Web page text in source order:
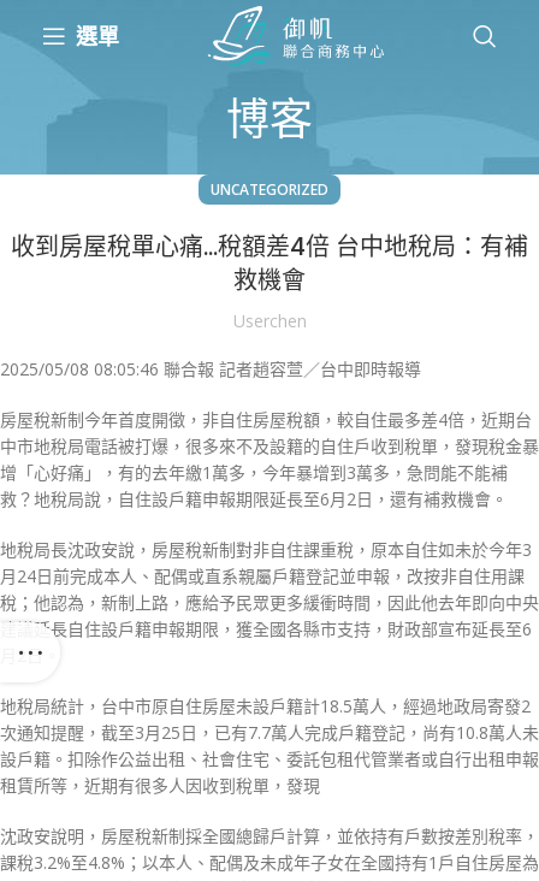
選單
博客
UNCATEGORIZED
收到房屋稅單心痛…稅額差4倍 台中地稅局：有補
救機會
Userchen
2025/05/08 08:05:46 聯合報 記者趙容萱／台中即時報導
房屋稅新制今年首度開徵，非自住房屋稅額，較自住最多差4倍，近期台
中市地稅局電話被打爆，很多來不及設籍的自住戶收到稅單，發現稅金暴
增「心好痛」，有的去年繳1萬多，今年暴增到3萬多，急問能不能補
救？地稅局說，自住設戶籍申報期限延長至6月2日，還有補救機會。
地稅局長沈政安說，房屋稅新制對非自住課重稅，原本自住如未於今年3
月24日前完成本人、配偶或直系親屬戶籍登記並申報，改按非自住用課
稅；他認為，新制上路，應給予民眾更多緩衝時間，因此他去年即向中央
建議延長自住設戶籍申報期限，獲全國各縣市支持，財政部宣布延長至6
月2日。
地稅局統計，台中市原自住房屋未設戶籍計18.5萬人，經過地政局寄發2
次通知提醒，截至3月25日，已有7.7萬人完成戶籍登記，尚有10.8萬人未
設戶籍。扣除作公益出租、社會住宅、委託包租代管業者或自行出租申報
租賃所等，近期有很多人因收到稅單，發現
沈政安說明，房屋稅新制採全國總歸戶計算，並依持有戶數按差別稅率，
課稅3.2%至4.8%；以本人、配偶及未成年子女在全國持有1戶自住房屋為